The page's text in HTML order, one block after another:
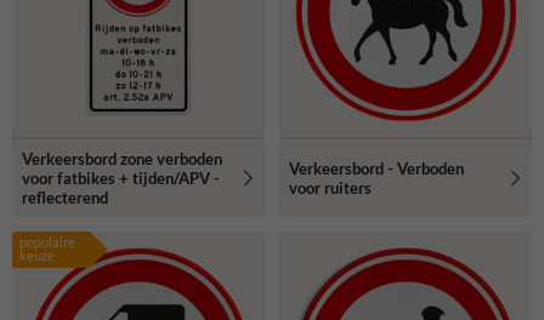
Verkeersbord zone verboden
voor fatbikes + tijden/APV -
reflecterend
Verkeersbord - Verboden
voor ruiters
populaire
keuze